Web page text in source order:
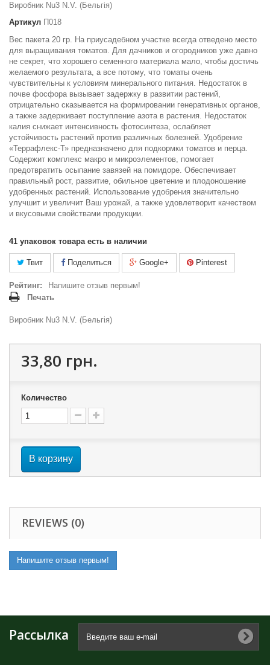
Виробник Nu3 N.V. (Бельгія)
Артикул П018
Вес пакета 20 гр. На приусадебном участке всегда отведено место
для выращивания томатов. Для дачников и огородников уже давно
не секрет, что хорошего семенного материала мало, чтобы достичь
желаемого результата, а все потому, что томаты очень
чувствительны к условиям минерального питания. Недостаток в
почве фосфора вызывает задержку в развитии растений,
отрицательно сказывается на формировании генеративных органов,
а также задерживает поступление азота в растения. Недостаток
калия снижает интенсивность фотосинтеза, ослабляет
устойчивость растений против различных болезней. Удобрение
«Террафлекс-Т» предназначено для подкормки томатов и перца.
Содержит комплекс макро и микроэлементов, помогает
предотвратить осыпание завязей на помидоре. Обеспечивает
правильный рост, развитие, обильное цветение и плодоношение
удобренных растений. Использование удобрения значительно
улучшит и увеличит Ваш урожай, а также удовлетворит качеством
и вкусовыми свойствами продукции.
41 упаковок товара есть в наличии
Твит Поделиться Google+ Pinterest
Рейтинг:
Напишите отзыв первым!
Печать
Виробник Nu3 N.V. (Бельгія)
33,80 грн.
Количество
В корзину
REVIEWS (0)
Напишите отзыв первым!
Рассылка